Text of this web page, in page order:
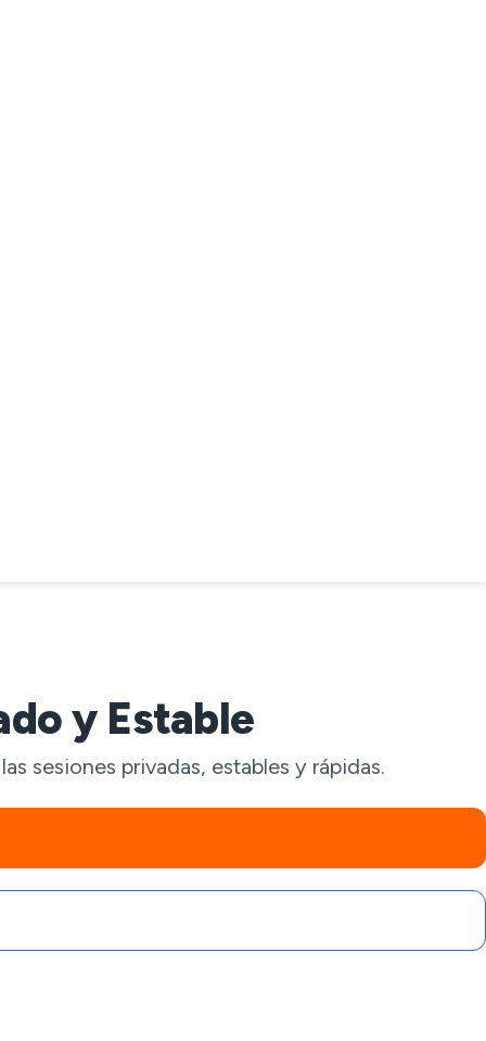
y Estable
sesiones privadas, estables y rápidas.